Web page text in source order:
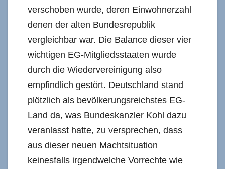
verschoben wurde, deren Einwohnerzahl
denen der alten Bundesrepublik
vergleichbar war. Die Balance dieser vier
wichtigen EG-Mitgliedsstaaten wurde
durch die Wiedervereinigung also
empfindlich gestört. Deutschland stand
plötzlich als bevölkerungsreichstes EG-
Land da, was Bundeskanzler Kohl dazu
veranlasst hatte, zu versprechen, dass
aus dieser neuen Machtsituation
keinesfalls irgendwelche Vorrechte wie